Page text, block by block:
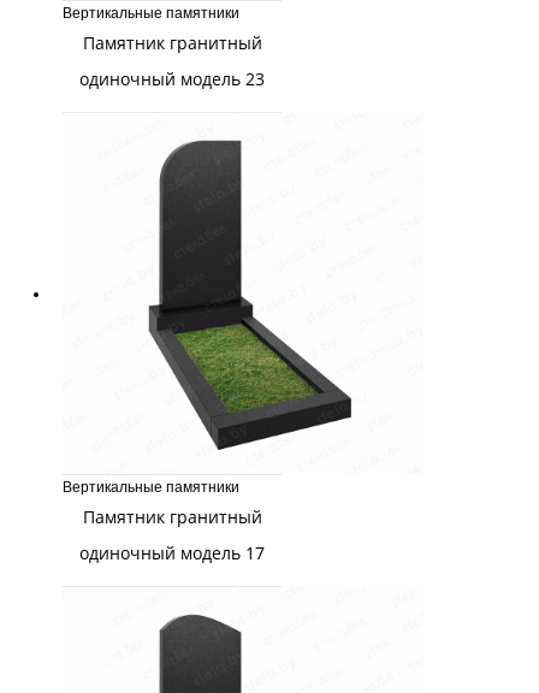
Вертикальные памятники
Памятник гранитный
одиночный модель 23
Вертикальные памятники
Памятник гранитный
одиночный модель 17